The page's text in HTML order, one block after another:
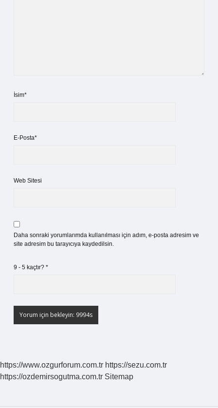
İsim*
E-Posta*
Web Sitesi
Daha sonraki yorumlarımda kullanılması için adım, e-posta adresim ve
site adresim bu tarayıcıya kaydedilsin.
9 - 5 kaçtır? *
https://www.ozgurforum.com.tr https://sezu.com.tr
https://ozdemirsogutma.com.tr Sitemap